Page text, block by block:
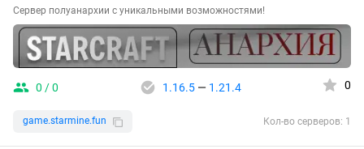
Сервер полуанархии с уникальными возможностями!
0 / 0 1.16.5— 1.21.4 0
game.starmine.fun Кол-во серверов: 1